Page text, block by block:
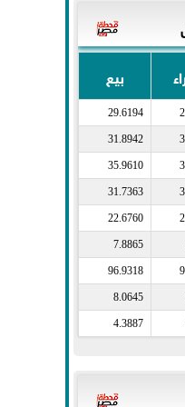
بيع
29.6194
31.8942
35.9610
31.7363
22.6760
7.8865
96.9318
8.0645
4.3887